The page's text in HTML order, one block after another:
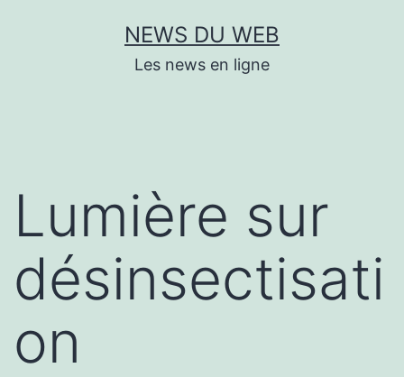
NEWS DU WEB
Les news en ligne
Lumière sur
désinsectisati
on